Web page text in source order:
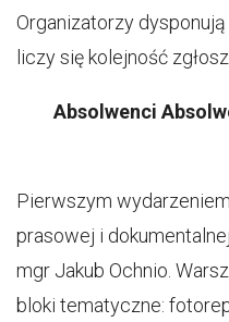
Organizatorzy
liczy się kolejność
Absolwenci
Pierwszym
prasowej i
mgr Jakub Ochnio.
bloki tematyczne: